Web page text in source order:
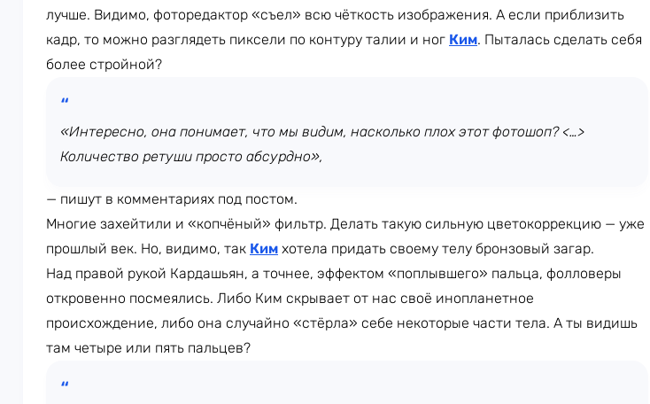
лучше. Видимо, фоторедактор «съел» всю чёткость изображения. А если приблизить
кадр, то можно разглядеть пиксели по контуру талии и ног Ким. Пыталась сделать себя
более стройной?
«Интересно, она понимает, что мы видим, насколько плох этот фотошоп? <…>
Количество ретуши просто абсурдно»,
— пишут в комментариях под постом.
Многие захейтили и «копчёный» фильтр. Делать такую сильную цветокоррекцию — уже
прошлый век. Но, видимо, так Ким хотела придать своему телу бронзовый загар.
Над правой рукой Кардашьян, а точнее, эффектом «поплывшего» пальца, фолловеры
откровенно посмеялись. Либо Ким скрывает от нас своё инопланетное
происхождение, либо она случайно «стёрла» себе некоторые части тела. А ты видишь
там четыре или пять пальцев?